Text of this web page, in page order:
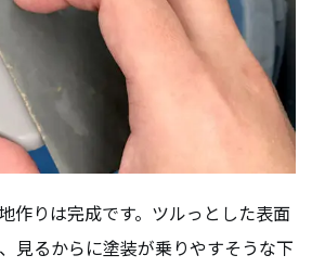
作りは完成です。ツルっとした表面
見るからに塗装が乗りやすそうな下